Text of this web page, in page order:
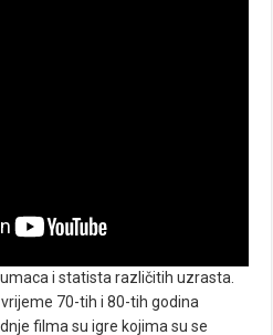
i statista različitih uzrasta.
70-tih i 80-tih godina
filma su igre kojima su se